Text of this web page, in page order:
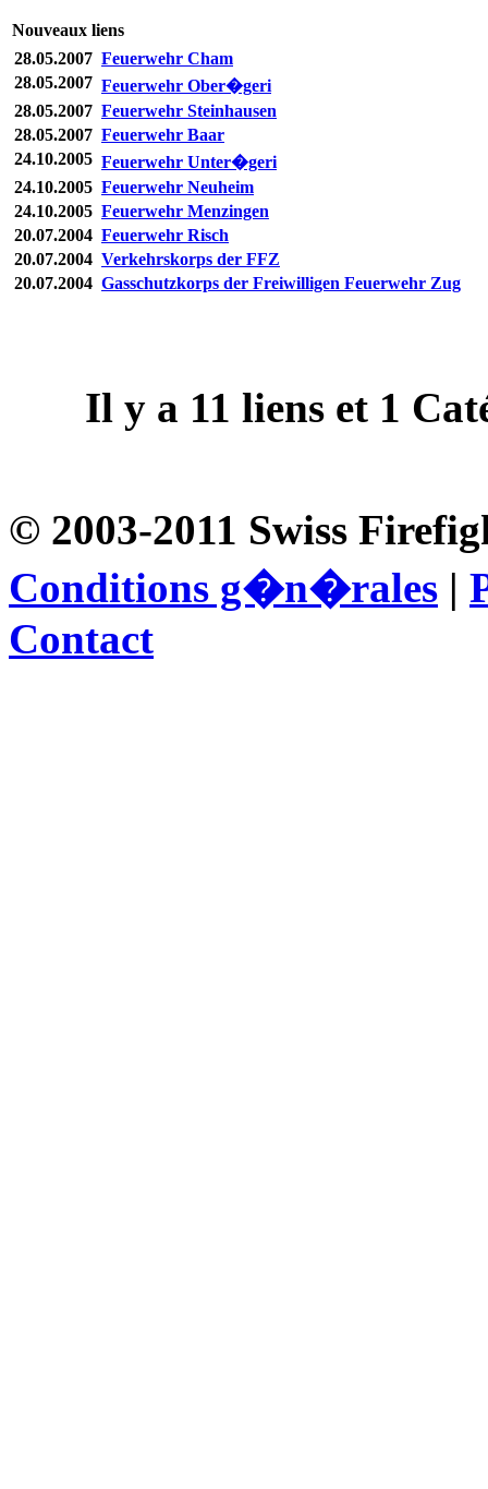
Nouveaux liens
28.05.2007 Feuerwehr Cham
28.05.2007 Feuerwehr Ober�geri
28.05.2007 Feuerwehr Steinhausen
28.05.2007 Feuerwehr Baar
24.10.2005 Feuerwehr Unter�geri
24.10.2005 Feuerwehr Neuheim
24.10.2005 Feuerwehr Menzingen
20.07.2004 Feuerwehr Risch
20.07.2004 Verkehrskorps der FFZ
20.07.2004 Gasschutzkorps der Freiwilligen Feuerwehr Zug
Il y a 11 liens et 1
© 2003-2011 Swiss
Conditions g�n�rales |
Contact